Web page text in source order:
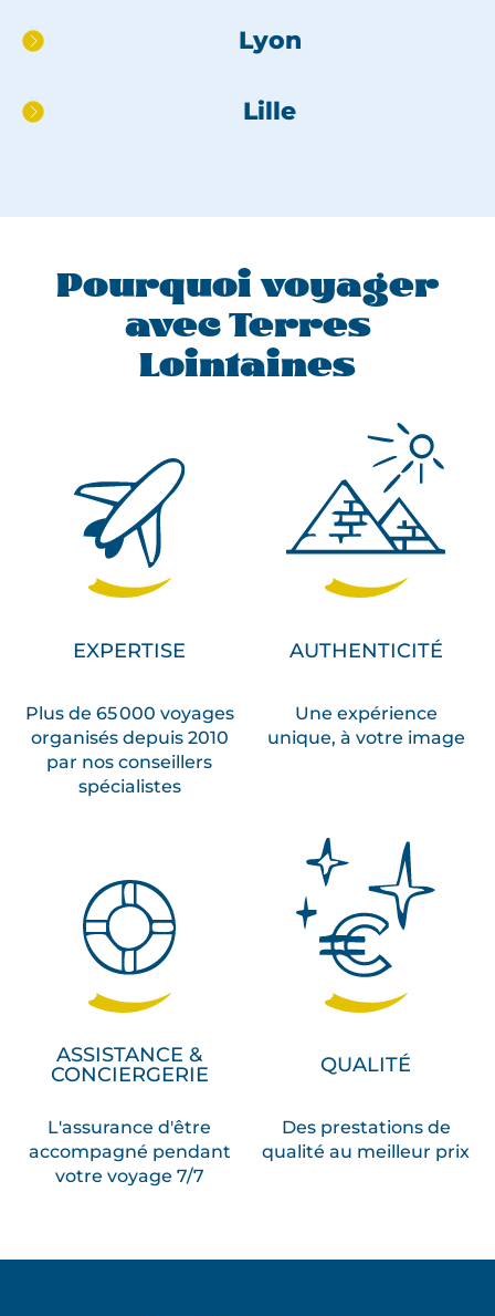
pied
Lyon
Lille
Pourquoi voyager
avec Terres
Lointaines
EXPERTISE
Plus de 65 000 voyages
organisés depuis 2010
par nos conseillers
spécialistes
AUTHENTICITÉ
Une expérience
unique, à votre image
ASSISTANCE &
CONCIERGERIE
L'assurance d'être
accompagné pendant
votre voyage 7/7
QUALITÉ
Des prestations de
qualité au meilleur prix